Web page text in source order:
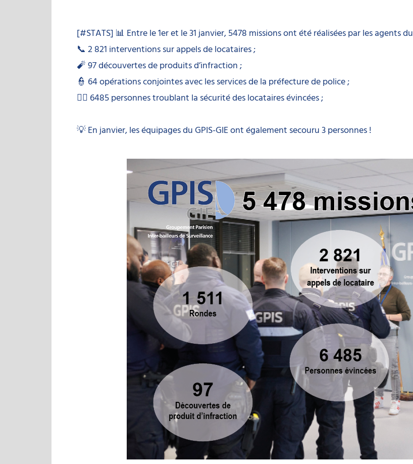
[#STATS] 📊 Entre le 1er et le 31 janvier, 5478 missions ont été réalisées par les agents du
📞 2 821 interventions sur appels de locataires ;
🧨 97 découvertes de produits d’infraction ;
👮 64 opérations conjointes avec les services de la préfecture de police ;
🏃‍♂‍ 6485 personnes troublant la sécurité des locataires évincées ;
💡 En janvier, les équipages du GPIS-GIE ont également secouru 3 personnes !